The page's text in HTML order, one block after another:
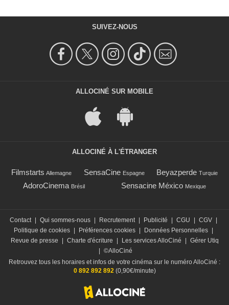
SUIVEZ-NOUS
ALLOCINÉ SUR MOBILE
ALLOCINÉ À L'ÉTRANGER
Filmstarts Allemagne SensaCine Espagne Beyazperde Turquie
AdoroCinema Brésil Sensacine México Mexique
Contact | Qui sommes-nous | Recrutement | Publicité | CGU | CGV |
Politique de cookies | Préférences cookies | Données Personnelles |
Revue de presse
| Charte d'écriture | Les services AlloCiné | Gérer Utiq
| ©AlloCiné
Retrouvez tous les horaires et infos de votre cinéma sur le numéro AlloCiné :
0 892 892 892 (0,90€/minute)